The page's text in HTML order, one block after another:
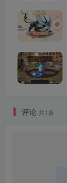
评论 共1条